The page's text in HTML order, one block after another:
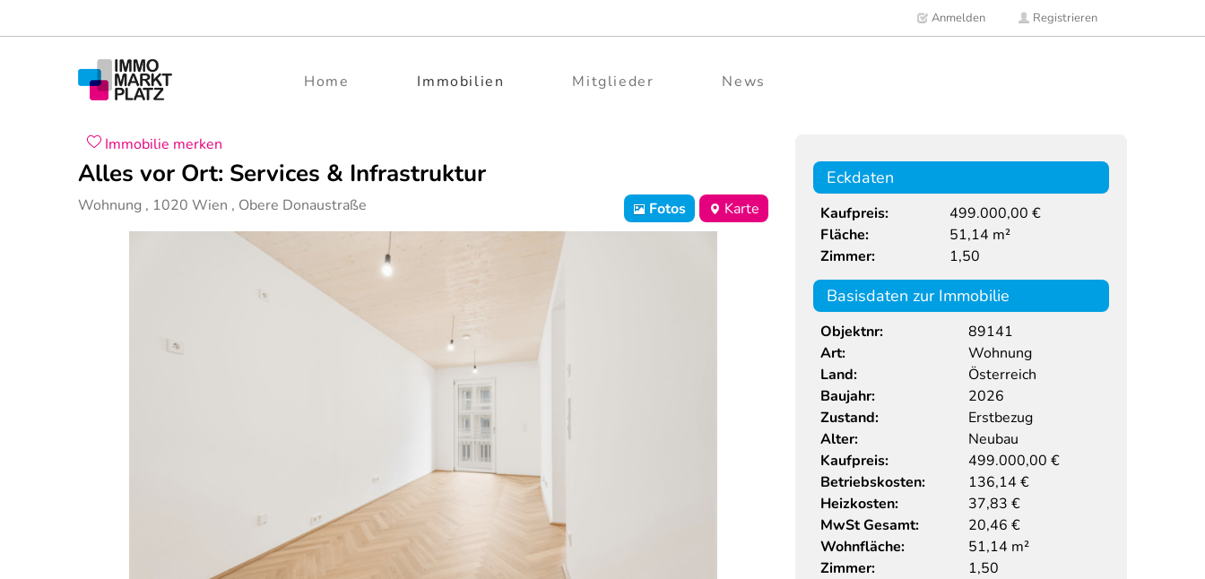
Anmelden Registrieren
Home Immobilien Mitglieder News
Immobilie merken
Alles vor Ort: Services & Infrastruktur
Wohnung , 1020 Wien , Obere Donaustraße Fotos Karte
Eckdaten
Kaufpreis:
499.000,00 €
Fläche:
51,14 m²
Zimmer:
1,50
Basisdaten zur Immobilie
Objektnr:
89141
Art:
Wohnung
Land:
Österreich
Baujahr:
2026
Zustand:
Erstbezug
Alter:
Neubau
Kaufpreis:
499.000,00 €
Betriebskosten:
136,14 €
Heizkosten:
37,83 €
MwSt Gesamt:
20,46 €
Wohnfläche:
51,14 m²
Zimmer:
1,50